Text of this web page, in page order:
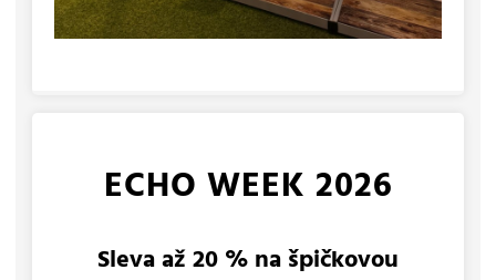
ECHO WEEK 2026
Sleva až 20 % na špičkovou